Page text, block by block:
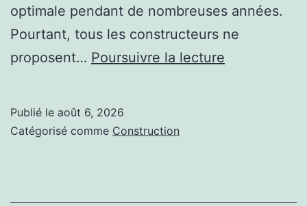
optimale pendant de nombreuses années.
Pourtant, tous les constructeurs ne
proposent… Poursuivre la lecture
Publié le août 6, 2026
Catégorisé comme Construction